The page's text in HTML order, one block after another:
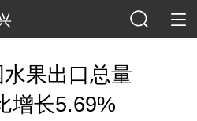
果出口总量
增长5.69%